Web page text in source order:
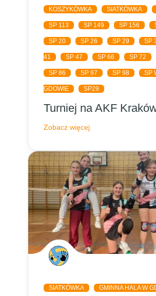
KOSZYKÓWKA SIATKÓWKA
SP 113 SP 149 SP 156
SP 20 SP 26 SP 29 SP
41 SP 47 SP 66 SP 72
SP 86 SP 97 SP 98 SP
GDOWIE SP29
Turniej na AKF
Zobacz więcej
SIATKÓWKA GMINNA HALA W